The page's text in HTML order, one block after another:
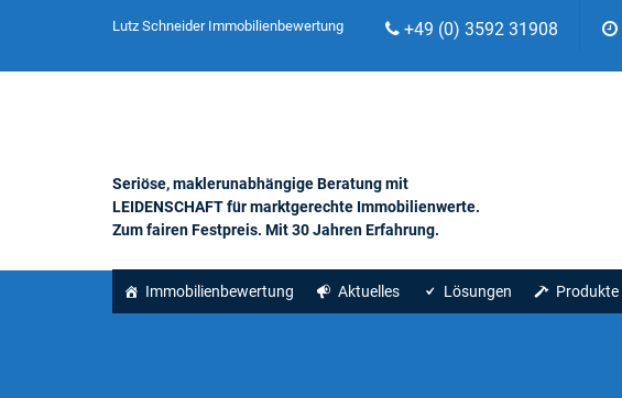
Lutz Schneider Immobilienbewertung +49 (0) 3592 31908
Seriöse, maklerunabhängige Beratung mit
LEIDENSCHAFT für marktgerechte Immobilienwerte.
Zum fairen Festpreis. Mit 30 Jahren Erfahrung.
Immobilienbewertung Aktuelles Lösungen Produkte